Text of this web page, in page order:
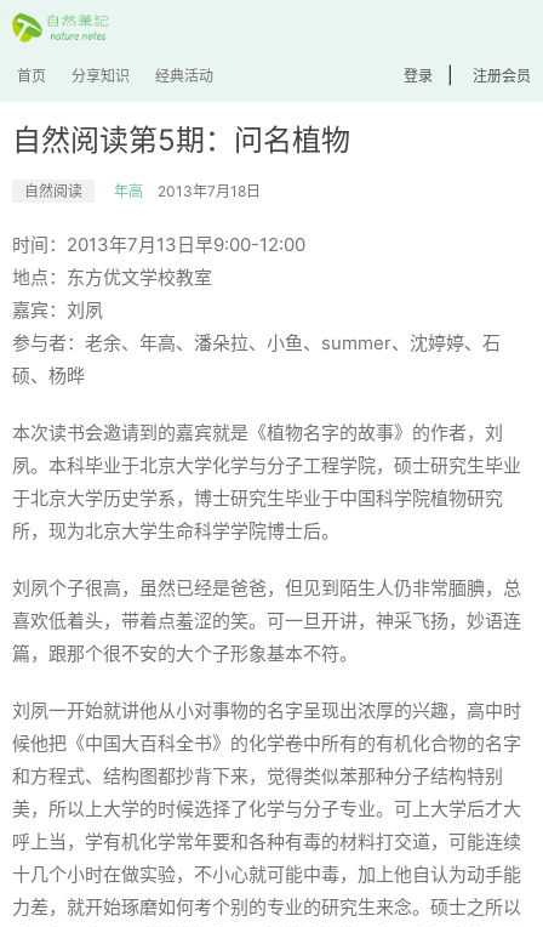
首页 分享知识 经典活动 登录 注册会员
自然阅读第5期：问名植物
自然阅读 年高 2013年7月18日
时间：2013年7月13日早9:00-12:00
地点：东方优文学校教室
嘉宾：刘夙
参与者：老余、年高、潘朵拉、小鱼、summer、沈婷婷、石
硕、杨晔
本次读书会邀请到的嘉宾就是《植物名字的故事》的作者，刘
夙。本科毕业于北京大学化学与分子工程学院，硕士研究生毕业
于北京大学历史学系，博士研究生毕业于中国科学院植物研究
所，现为北京大学生命科学学院博士后。
刘夙个子很高，虽然已经是爸爸，但见到陌生人仍非常腼腆，总
喜欢低着头，带着点羞涩的笑。可一旦开讲，神采飞扬，妙语连
篇，跟那个很不安的大个子形象基本不符。
刘夙一开始就讲他从小对事物的名字呈现出浓厚的兴趣，高中时
候他把《中国大百科全书》的化学卷中所有的有机化合物的名字
和方程式、结构图都抄背下来，觉得类似苯那种分子结构特别
美，所以上大学的时候选择了化学与分子专业。可上大学后才大
呼上当，学有机化学常年要和各种有毒的材料打交道，可能连续
十几个小时在做实验，不小心就可能中毒，加上他自认为动手能
力差，就开始琢磨如何考个别的专业的研究生来念。硕士之所以